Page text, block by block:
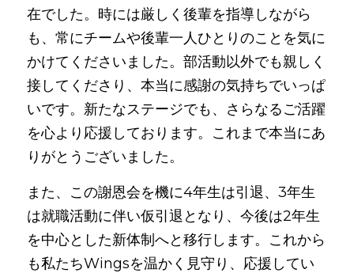
在でした。時には厳しく後輩を指導しながら
も、常にチームや後輩一人ひとりのことを気に
かけてくださいました。部活動以外でも親しく
接してくださり、本当に感謝の気持ちでいっぱ
いです。新たなステージでも、さらなるご活躍
を心より応援しております。これまで本当にあ
りがとうございました。
また、この謝恩会を機に4年生は引退、3年生
は就職活動に伴い仮引退となり、今後は2年生
を中心とした新体制へと移行します。これから
も私たちWingsを温かく見守り、応援してい